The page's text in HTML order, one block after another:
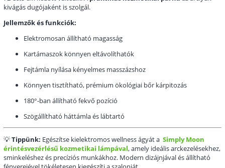
kivágás dugójaként is szolgál.
Jellemzők és funkciók:
Elektromosan állítható magasság
Kartámaszok könnyen eltávolíthatók
Fejtámla nyílása kényelmes masszázshoz
Könnyen tisztítható, prémium ökológiai bőr kárpitozás
180°-ban állítható fekvő pozíció
Szögállítható háttámla és lábtartó
💡Tippünk: Egészítse kielektromos wellness ágyát a Simply Moon
érintésvezérlésű kozmetikai lámpával, amely ideális arckezelésekhez,
sminkeléshez és precíziós munkákhoz. Modern dizájnjával és állítható